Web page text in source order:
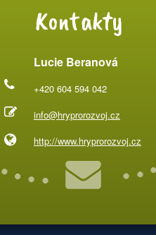
Kontakty
Lucie Beranová
+420 604 594 042
info@hryprorozvoj.cz
http://www.hryprorozvoj.cz